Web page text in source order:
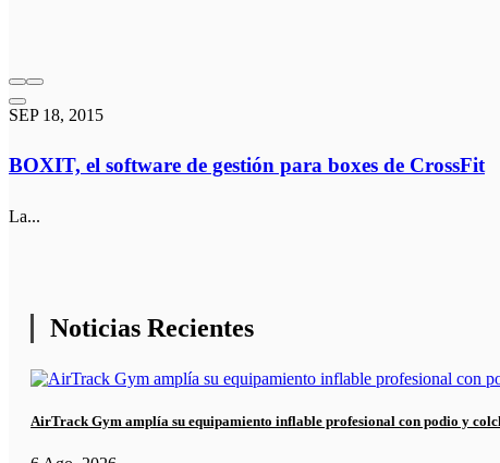
SEP 18, 2015
BOXIT, el software de gestión para boxes de CrossFit
La...
Noticias Recientes
AirTrack Gym amplía su equipamiento inflable profesional con podio y